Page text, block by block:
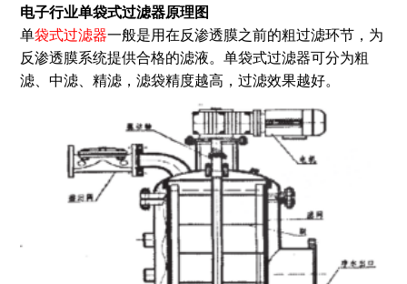
电子行业单袋式过滤器原理图
单袋式过滤器一般是用在反渗透膜之前的粗过滤环节，为
反渗透膜系统提供合格的滤液。单袋式过滤器可分为粗
滤、中滤、精滤，滤袋精度越高，过滤效果越好。